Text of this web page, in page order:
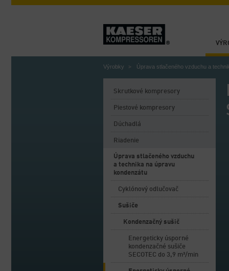
Výrobky Úprava stlačeného vzduchu a
Skrutkové kompresory
Piestové kompresory
Dúchadlá
Riadenie
Úprava stlačeného vzduchu
a technika na úpravu
kondenzátu
Cyklónový odlučovač
Sušiče
Kondenzačný sušič
Energeticky úsporné
kondenzačné sušiče
SECOTEC do 3,9 m³/min